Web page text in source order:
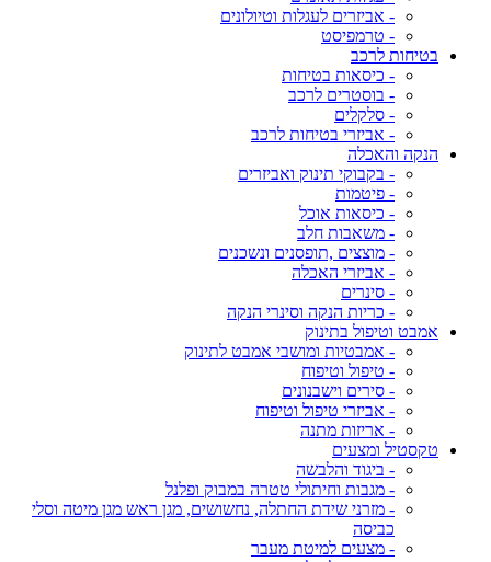
- אביזרים לעגלות וטיולונים
- טרמפיסט
בטיחות לרכב
- כיסאות בטיחות
- בוסטרים לרכב
- סלקלים
- אביזרי בטיחות לרכב
הנקה והאכלה
- בקבוקי תינוק ואביזרים
- פיטמות
- כיסאות אוכל
- משאבות חלב
- מוצצים ,תופסנים ונשכנים
- אביזרי האכלה
- סינרים
- כריות הנקה וסינרי הנקה
אמבט וטיפול בתינוק
- אמבטיות ומושבי אמבט לתינוק
- טיפול וטיפוח
- סירים וישבנונים
- אביזרי טיפול וטיפוח
- אריזות מתנה
טקסטיל ומצעים
- ביגוד והלבשה
- מגבות וחיתולי טטרה במבוק ופלנל
- מזרני שידת החתלה, נחשושים, מגן ראש מגן מיטה וסלי
כביסה
- מצעים למיטת מעבר